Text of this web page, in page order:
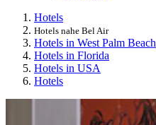
Hotels
Hotels nahe Bel Air
Hotels in West Palm Beach
Hotels in Florida
Hotels in USA
Hotels